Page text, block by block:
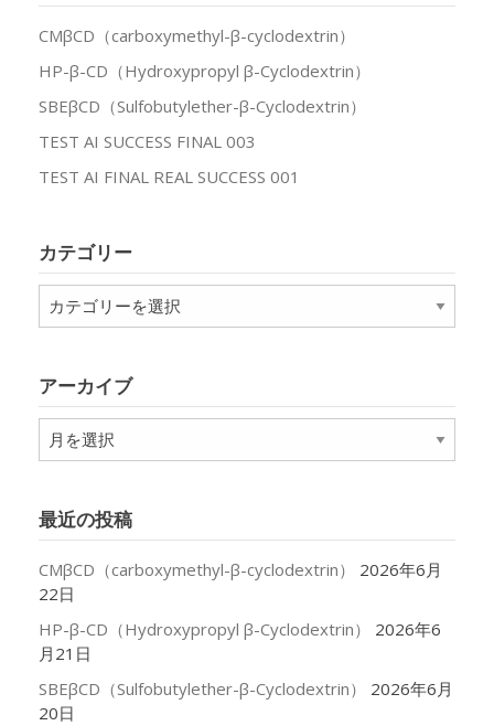
CMβCD（carboxymethyl-β-cyclodextrin）
HP-β-CD（Hydroxypropyl β-Cyclodextrin）
SBEβCD（Sulfobutylether-β-Cyclodextrin）
TEST AI SUCCESS FINAL 003
TEST AI FINAL REAL SUCCESS 001
カテゴリー
テ
ー
アーカイブ
ア
ー
ブ
最近の投稿
CMβCD（carboxymethyl-β-cyclodextrin）
2026年6月
22日
HP-β-CD（Hydroxypropyl β-Cyclodextrin）
2026年6
月21日
SBEβCD（Sulfobutylether-β-Cyclodextrin）
2026年6月
20日